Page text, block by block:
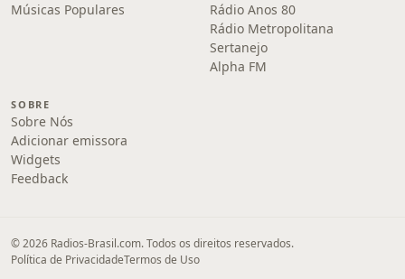
Músicas Populares
Rádio Anos 80
Rádio Metropolitana
Sertanejo
Alpha FM
SOBRE
Sobre Nós
Adicionar emissora
Widgets
Feedback
© 2026 Radios-Brasil.com. Todos os direitos reservados.
Política de PrivacidadeTermos de Uso